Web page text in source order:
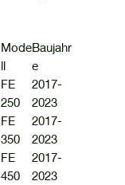
Mode
ll
Baujahr
e
FE
250
2017-
2023
FE
350
2017-
2023
FE
450
2017-
2023